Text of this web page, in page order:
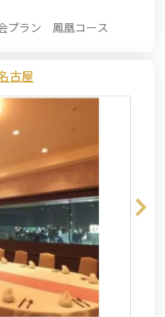
プラン 鳳凰コース
古屋